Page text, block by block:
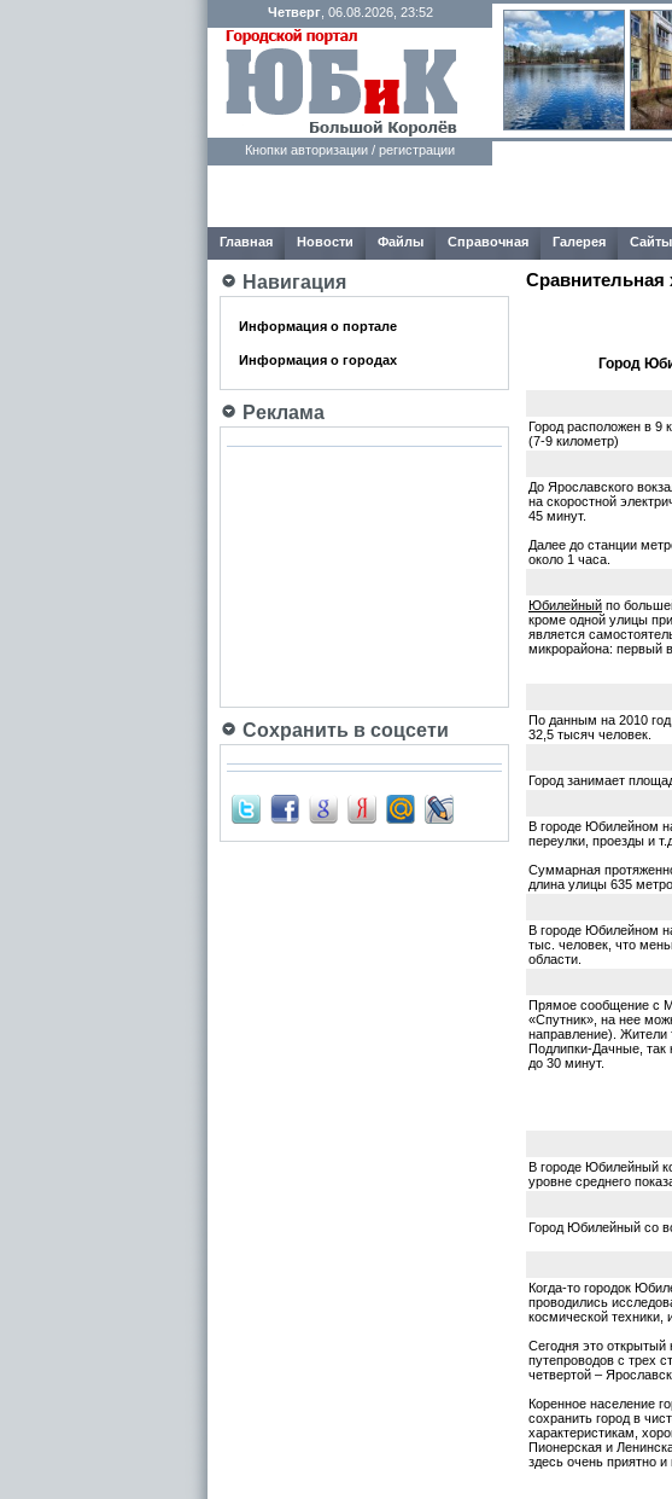
Четверг, 06.08.2026, 23:52
Кнопки авторизации / регистрации
Главная Новости Файлы Справочная Галерея Сайты
Навигация
Информация о портале
Информация о городах
Реклама
Сохранить в соцсети
Сравнительная
Город
Город расположен в 9
(7-9 километр)
До Ярославского
на скоростной
45 минут.
Далее до станции
около 1 часа.
Юбилейный по
кроме одной улицы
является
микрорайона: первый
По данным на 2010
32,5 тысяч человек.
Город занимает
В городе Юбилейном
переулки, проезды и
Суммарная
длина улицы 635
В городе Юбилейном
тыс. человек, что
области.
Прямое сообщение с
«Спутник», на нее
направление).
Подлипки-Дачные, так
до 30 минут.
В городе Юбилейный
уровне среднего
Город Юбилейный со
Когда-то городок
проводились
космической техники,
Сегодня это открытый
путепроводов с трех
четвертой –
Коренное население
сохранить город в
характеристикам,
Пионерская и
здесь очень приятно и